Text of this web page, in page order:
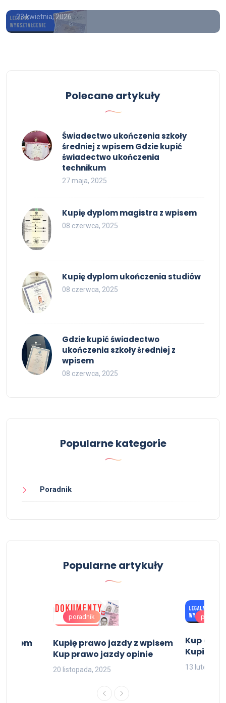
23 kwietnia, 2026
Polecane artykuły
Świadectwo ukończenia szkoły
średniej z wpisem Gdzie kupić
świadectwo ukończenia
technikum
27 maja, 2025
Kupię dyplom magistra z wpisem
08 czerwca, 2025
Kupię dyplom ukończenia studiów
08 czerwca, 2025
Gdzie kupić świadectwo
ukończenia szkoły średniej z
wpisem
08 czerwca, 2025
Popularne kategorie
Poradnik
Popularne artykuły
poradnik
Kupię prawo jazdy z wpisem
Kup prawo jazdy opinie
20 listopada, 2025
Kup
Kupię
13 lutego,